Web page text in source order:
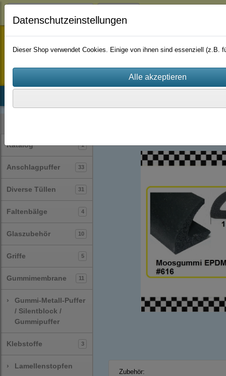
staufenbiel-berlin
Katalog 1
Anschlagpuffer 33
Diverse Tüllen 31
Faltenbälge 4
Glaszubehör 10
Griffe 5
Gummimembrane 11
›
Gummi-Metall-Puffer
/ Silentblock /
Gummipuffer
Klebstoffe 3
› Lamellenstopfen
Zubehör:
Datenschutzeinstellungen
Dieser Shop verwendet Cookies. Einige von ihnen sind essenziell (z.B.